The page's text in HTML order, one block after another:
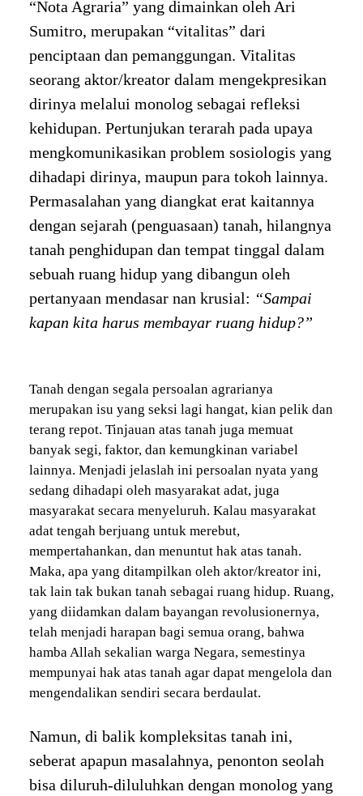
“Nota Agraria” yang dimainkan oleh Ari
Sumitro, merupakan “vitalitas” dari
penciptaan dan pemanggungan. Vitalitas
seorang aktor/kreator dalam mengekpresikan
dirinya melalui monolog sebagai refleksi
kehidupan. Pertunjukan terarah pada upaya
mengkomunikasikan problem sosiologis yang
dihadapi dirinya, maupun para tokoh lainnya.
Permasalahan yang diangkat erat kaitannya
dengan sejarah (penguasaan) tanah, hilangnya
tanah penghidupan dan tempat tinggal dalam
sebuah ruang hidup yang dibangun oleh
pertanyaan mendasar nan krusial: “Sampai
kapan kita harus membayar ruang hidup?”
Tanah dengan segala persoalan agrarianya
merupakan isu yang seksi lagi hangat, kian pelik dan
terang repot. Tinjauan atas tanah juga memuat
banyak segi, faktor, dan kemungkinan variabel
lainnya. Menjadi jelaslah ini persoalan nyata yang
sedang dihadapi oleh masyarakat adat, juga
masyarakat secara menyeluruh. Kalau masyarakat
adat tengah berjuang untuk merebut,
mempertahankan, dan menuntut hak atas tanah.
Maka, apa yang ditampilkan oleh aktor/kreator ini,
tak lain tak bukan tanah sebagai ruang hidup. Ruang,
yang diidamkan dalam bayangan revolusionernya,
telah menjadi harapan bagi semua orang, bahwa
hamba Allah sekalian warga Negara, semestinya
mempunyai hak atas tanah agar dapat mengelola dan
mengendalikan sendiri secara berdaulat.
Namun, di balik kompleksitas tanah ini,
seberat apapun masalahnya, penonton seolah
bisa diluruh-diluluhkan dengan monolog yang